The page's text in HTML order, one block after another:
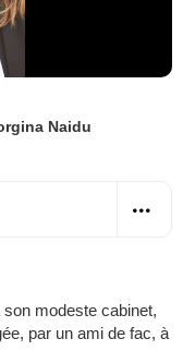
Naidu
modeste cabinet,
par un ami de fac, à